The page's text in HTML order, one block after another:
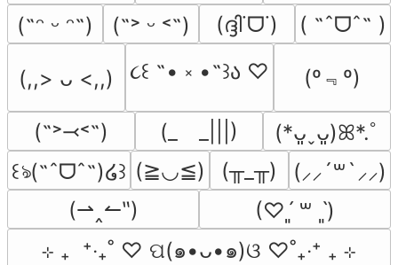
(˶ᵔ ᵕ ᵔ˶)
(˶˃ ᵕ ˂˶) (ദ്ദി˙ᗜ˙) ( ˶ˆᗜˆ˵ )
(,,> ᴗ <,,) ૮꒰ ˶• ༝ •˶꒱ა ♡ (º﹃º)
(˶˃⤙˂˶) (_　_|||)
(*ᴗ͈ˬᴗ͈)ꕤ*.ﾟ
꒰ঌ(˶ˆᗜˆ˵)໒꒱ (≧◡≦) (╥_╥)
(⸝⸝´꒳`⸝⸝)
(⇀‸↼‶)
(♡ˊ͈ ꒳ ˋ͈)
⊹ ₊  ⁺‧₊˚ ♡ ପ(๑•ᴗ•๑)ଓ ♡˚₊‧⁺ ₊ ⊹